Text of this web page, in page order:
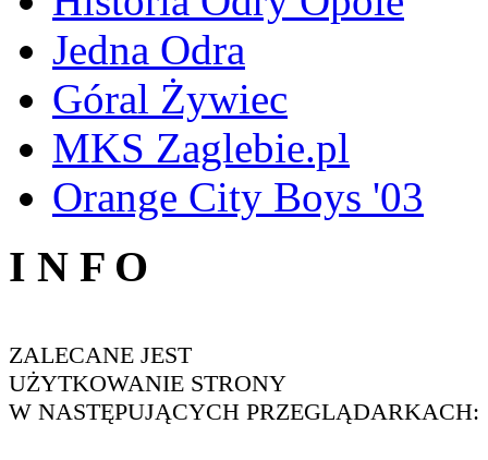
Jedna Odra
Góral Żywiec
MKS Zaglebie.pl
Orange City Boys '03
I N F O
ZALECANE JEST
UŻYTKOWANIE STRONY
W NASTĘPUJĄCYCH PRZEGLĄDARKACH: